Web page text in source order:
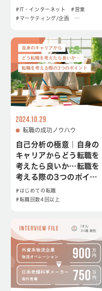
#IT・インターネット
#営業
#マーケティング/企画
…
2024.10.29
転職の成功ノウハウ
自己分析の極意｜自身の
キャリアからどう転職を
考えたら良いか…転職を
考える際の3つのポイン
ト
#はじめての転職
#転職回数4回以上